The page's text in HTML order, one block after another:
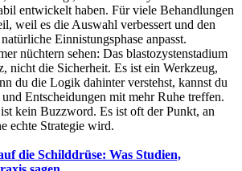
entwickelt haben. Für viele Behandlungen
weil es die Auswahl verbessert und den
Einnistungsphase anpasst.
nüchtern sehen: Das blastozystenstadium
nicht die Sicherheit. Es ist ein Werkzeug,
du die Logik dahinter verstehst, kannst du
und Entscheidungen mit mehr Ruhe treffen.
ist kein Buzzword. Es ist oft der Punkt, an
echte Strategie wird.
die Schilddrüse: Was Studien,